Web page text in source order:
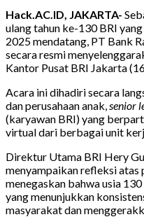
Hack.AC.ID, JAKARTA-
ulang tahun ke-130 BRI
2025 mendatang, PT Bank
secara resmi
Kantor Pusat BRI Jakarta
Acara ini dihadiri secara
dan perusahaan anak,senior
(karyawan BRI) yang
virtual dari berbagai unit
Direktur Utama BRI Hery
menyampaikan refleksi atas
menegaskan bahwa usia
yang menunjukkan
masyarakat dan